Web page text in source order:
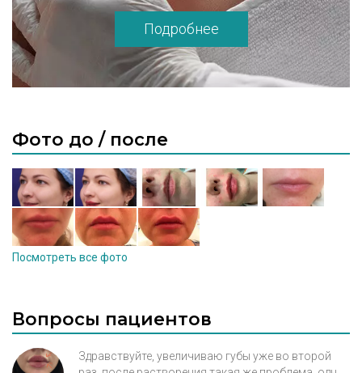
Подробнее
Фото до / после
Посмотреть все фото
Вопросы пациентов
Здравствуйте, увеличиваю губы уже во второй